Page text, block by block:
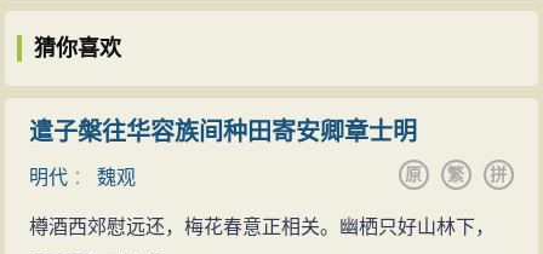
有《白氏长庆集》传世，代表诗作有
行》等。 ...
猜你喜欢
遣子槃往华容族间种田寄安卿章士明
明代 ：魏观 拼
繁
原
樽酒西郊慰远还，梅花春意正相关。幽栖只好山林下，